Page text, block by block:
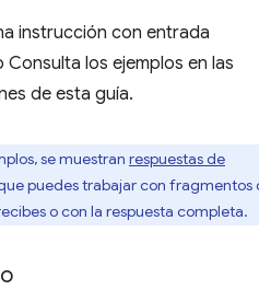
instrucción con entrada
los ejemplos en las
de esta guía.
se muestran respuestas de
puedes trabajar con fragmentos
o con la respuesta completa.